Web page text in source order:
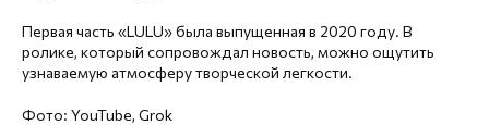
Первая часть «LULU» была выпущенная в 2020 году. В
ролике, который сопровождал новость, можно ощутить
узнаваемую атмосферу творческой легкости.
Фото: YouTube, Grok